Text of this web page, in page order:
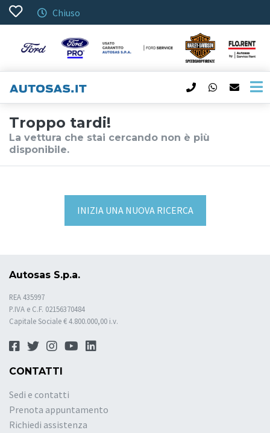
Chiuso
Troppo tardi!
La vettura che stai cercando non è più
disponibile.
INIZIA UNA NUOVA RICERCA
Autosas S.p.a.
REA 435997
P.IVA e C.F. 02156370484
Capitale Sociale € 4.800.000,00 i.v.
CONTATTI
Sedi e contatti
Prenota appuntamento
Richiedi assistenza